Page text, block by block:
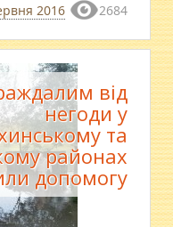
2016 2684
від
негоди у
та
районах
допомогу